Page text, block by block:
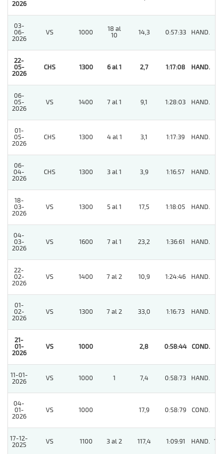
2026
03-
06-
2026
VS 1000
18 al
10
14,3 0:57:33 HAND.
22-
05-
2026
CHS 1300 6 al 1 2,7 1:17:08 HAND.
06-
05-
2026
VS 1400 7 al 1 9,1 1:28:03 HAND.
01-
05-
2026
CHS 1300 4 al 1 3,1 1:17:39 HAND.
06-
04-
2026
CHS 1300 3 al 1 3,9 1:16:57 HAND.
18-
03-
2026
VS 1300 5 al 1 17,5 1:18:05 HAND.
04-
03-
2026
VS 1600 7 al 1 23,2 1:36:61 HAND.
22-
02-
2026
VS 1400 7 al 2 10,9 1:24:46 HAND.
01-
02-
2026
VS 1300 7 al 2 33,0 1:16:73 HAND.
21-
01-
2026
VS 1000 2,8 0:58:44 COND.
11-01-
2026
VS 1000 1 7,4 0:58:73 HAND.
04-
01-
2026
VS 1000 17,9 0:58:79 COND.
17-12-
2025
VS 1100 3 al 2 117,4 1:09:91 HAND. 10